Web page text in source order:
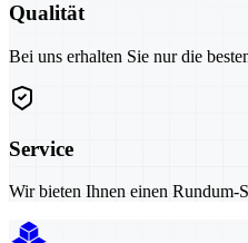
Qualität
Bei uns erhalten Sie nur die
Service
Wir bieten Ihnen einen Rundum-